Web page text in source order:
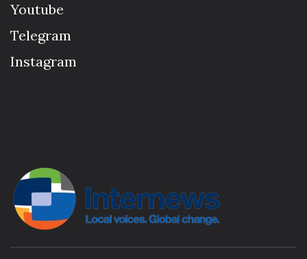
Youtube
Telegram
Instagram